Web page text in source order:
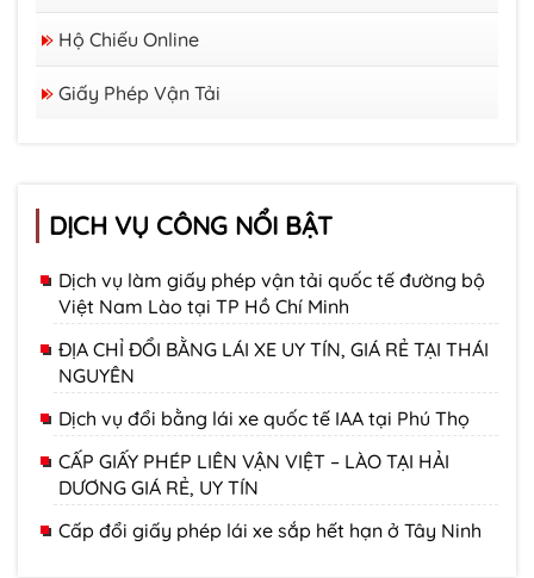
Hộ Chiếu Online
Giấy Phép Vận Tải
DỊCH VỤ CÔNG NỔI BẬT
Dịch vụ làm giấy phép vận tải quốc tế đường bộ
Việt Nam Lào tại TP Hồ Chí Minh
ĐỊA CHỈ ĐỔI BẰNG LÁI XE UY TÍN, GIÁ RẺ TẠI THÁI
NGUYÊN
Dịch vụ đổi bằng lái xe quốc tế IAA tại Phú Thọ
CẤP GIẤY PHÉP LIÊN VẬN VIỆT – LÀO TẠI HẢI
DƯƠNG GIÁ RẺ, UY TÍN
Cấp đổi giấy phép lái xe sắp hết hạn ở Tây Ninh